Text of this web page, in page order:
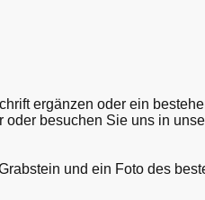
ergänzen oder ein
besuchen Sie uns in
und ein Foto des